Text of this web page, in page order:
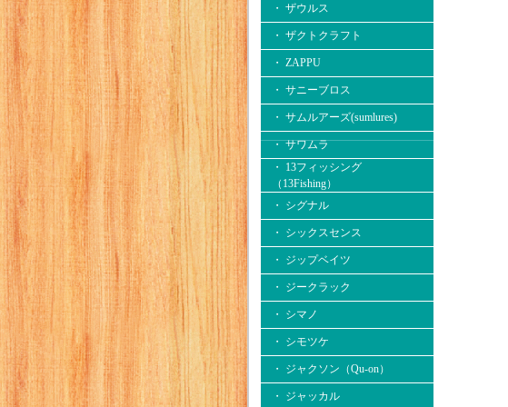
・ ザウルス
・ ザクトクラフト
・ ZAPPU
・ サニーブロス
・ サムルアーズ(sumlures)
・ サワムラ
・ 13フィッシング
（13Fishing）
・ シグナル
・ シックスセンス
・ ジップベイツ
・ ジークラック
・ シマノ
・ シモツケ
・ ジャクソン（Qu-on）
・ ジャッカル